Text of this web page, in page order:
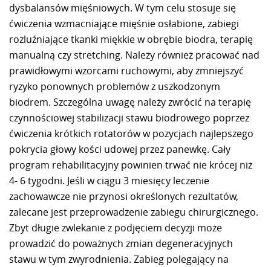
dysbalansów mięśniowych. W tym celu stosuje się
ćwiczenia wzmacniające mięśnie osłabione, zabiegi
rozluźniające tkanki miękkie w obrębie biodra, terapię
manualną czy stretching. Należy również pracować nad
prawidłowymi wzorcami ruchowymi, aby zmniejszyć
ryzyko ponownych problemów z uszkodzonym
biodrem. Szczególna uwagę należy zwrócić na terapię
czynnościowej stabilizacji stawu biodrowego poprzez
ćwiczenia krótkich rotatorów w pozycjach najlepszego
pokrycia głowy kości udowej przez panewkę. Cały
program rehabilitacyjny powinien trwać nie krócej niż
4- 6 tygodni. Jeśli w ciągu 3 miesięcy leczenie
zachowawcze nie przynosi określonych rezultatów,
zalecane jest przeprowadzenie zabiegu chirurgicznego.
Zbyt długie zwlekanie z podjęciem decyzji może
prowadzić do poważnych zmian degeneracyjnych
stawu w tym zwyrodnienia. Zabieg polegający na